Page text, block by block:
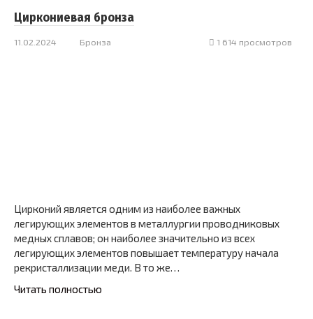
Циркониевая бронза
11.02.2024 Бронза 1 614 просмотров
Цирконий является одним из наиболее важных
легирующих элементов в металлургии проводниковых
медных сплавов; он наиболее значительно из всех
легирующих элементов повышает температуру начала
рекристаллизации меди. В то же…
Читать полностью